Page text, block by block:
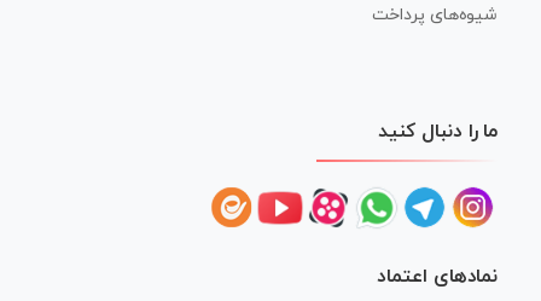
شیوه‌های پرداخت
ما را دنبال کنید
نمادهای اعتماد